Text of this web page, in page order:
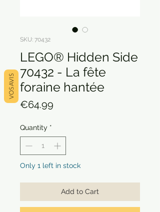
SKU: 70432
LEGO® Hidden Side
70432 - La fête
foraine hantée
€64.99
Quantity *
Only 1 left in stock
Add to Cart
VOS AVIS